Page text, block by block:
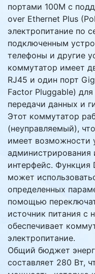
портами 100M с
over Ethernet Plus
электропитание по
подключенным
телефоны и другие
коммутатор имеет
RJ45 и один порт
Factor Pluggable)
передачи данных и
Этот коммутатор
(неуправляемый),
имеет возможности
администрирования
интерфейс. Функция
может
определенных
помощью
источник питания с
обеспечивает
электропитание.
Общий бюджет
составляет 280 Вт,